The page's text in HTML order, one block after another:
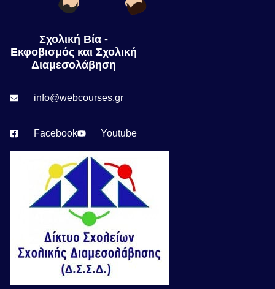
Σχολική Βία -
Εκφοβισμός και Σχολική
Διαμεσολάβηση
info@webcourses.gr
Facebook Youtube